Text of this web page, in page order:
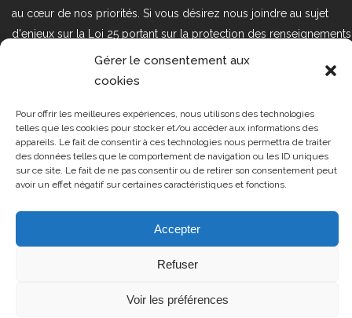
Gérer le consentement aux
cookies
Pour offrir les meilleures expériences, nous utilisons des technologies
telles que les cookies pour stocker et/ou accéder aux informations des
appareils. Le fait de consentir à ces technologies nous permettra de traiter
des données telles que le comportement de navigation ou les ID uniques
sur ce site. Le fait de ne pas consentir ou de retirer son consentement peut
avoir un effet négatif sur certaines caractéristiques et fonctions.
Accepter
Refuser
Voir les préférences
au cœur de nos priorités. Si vous désirez nous joindre au sujet
d'enjeux sur la Loi 25 portant sur la protection des renseignements
personnels dans le secteur privé, veuillez communiquer avec
nous à l'adresse courriel suivant : loi25@cprmv.org Pour en savoir
Tous droits réservés @2019 CPRMV
| Centre de prévention de la
radicalisation menant à la violence
(CPRMV)